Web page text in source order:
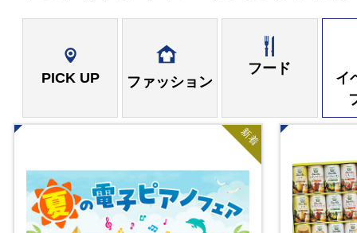
PICK UP ファッション
フード
イ
新着